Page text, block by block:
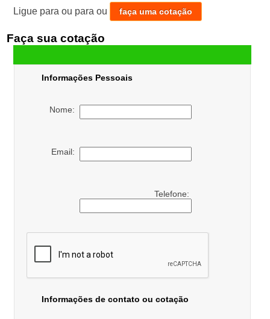
Ligue para ou para ou faça uma cotação
Faça sua cotação
Informações Pessoais
Nome:
Email:
Telefone:
Informações de contato ou cotação